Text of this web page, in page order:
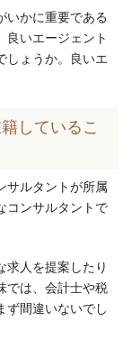
いかに重要である
良いエージェント
しょうか。良いエ
しているこ
サルタントが所属
コンサルタントで
求人を提案したり
では、会計士や税
ず間違いないでし